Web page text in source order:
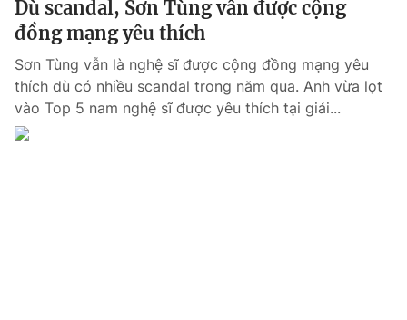
® Cấm sao chép dưới mọi hình thức nếu không có sự chấp
thông tin từ website này.
Dù scandal, Sơn Tùng vẫn được cộng
đồng mạng yêu thích
Sơn Tùng vẫn là nghệ sĩ được cộng đồng mạng yêu
thích dù có nhiều scandal trong năm qua. Anh vừa lọt
vào Top 5 nam nghệ sĩ được yêu thích tại giải...